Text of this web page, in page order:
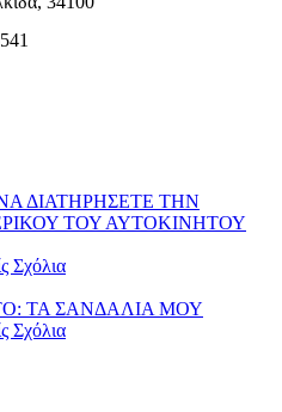
ΔΙΑΤΗΡΗΣΕΤΕ ΤΗΝ
ΤΟΥ ΑΥΤΟΚΙΝΗΤΟΥ
Σχόλια
ΤΑ ΣΑΝΔΑΛΙΑ ΜΟΥ
Σχόλια